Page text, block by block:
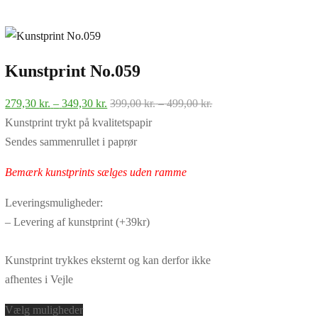
Kunstprint No.059
279,30kr. – 349,30kr. Prisinterval:
279,30 kr.
til
399,00kr. – 499,00kr.Prisinterval:
Kunstprint trykt på kvalitetspapir
Sendes sammenrullet i paprør
Bemærk kunstprints sælges uden ramme
Leveringsmuligheder:
– Levering af kunstprint (+39kr)
Kunstprint trykkes eksternt og kan derfor ikke
afhentes i Vejle
Vælg mulighederDette